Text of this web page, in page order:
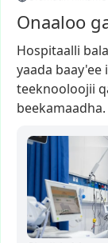
Onaaloo
Hospitaalli
yaada baay'ee
teeknooloojii
beekamaadha.